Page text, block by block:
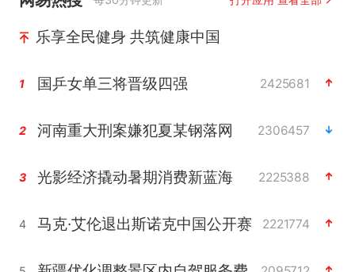
乐享全民健身 共筑健康中国
1 国乒女单三将晋级四强 2425681
2 河南重大刑案嫌犯夏某钢落网 2306457
3 光影经济撬动暑期消费新蓝海 2225388
4 马克·艾伦退出斯诺克中国公开赛 2221774